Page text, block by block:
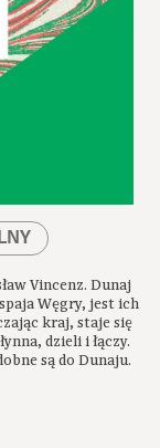
Vincenz. Dunaj
Węgry, jest ich
kraj, staje się
dzieli i łączy.
są do Dunaju.